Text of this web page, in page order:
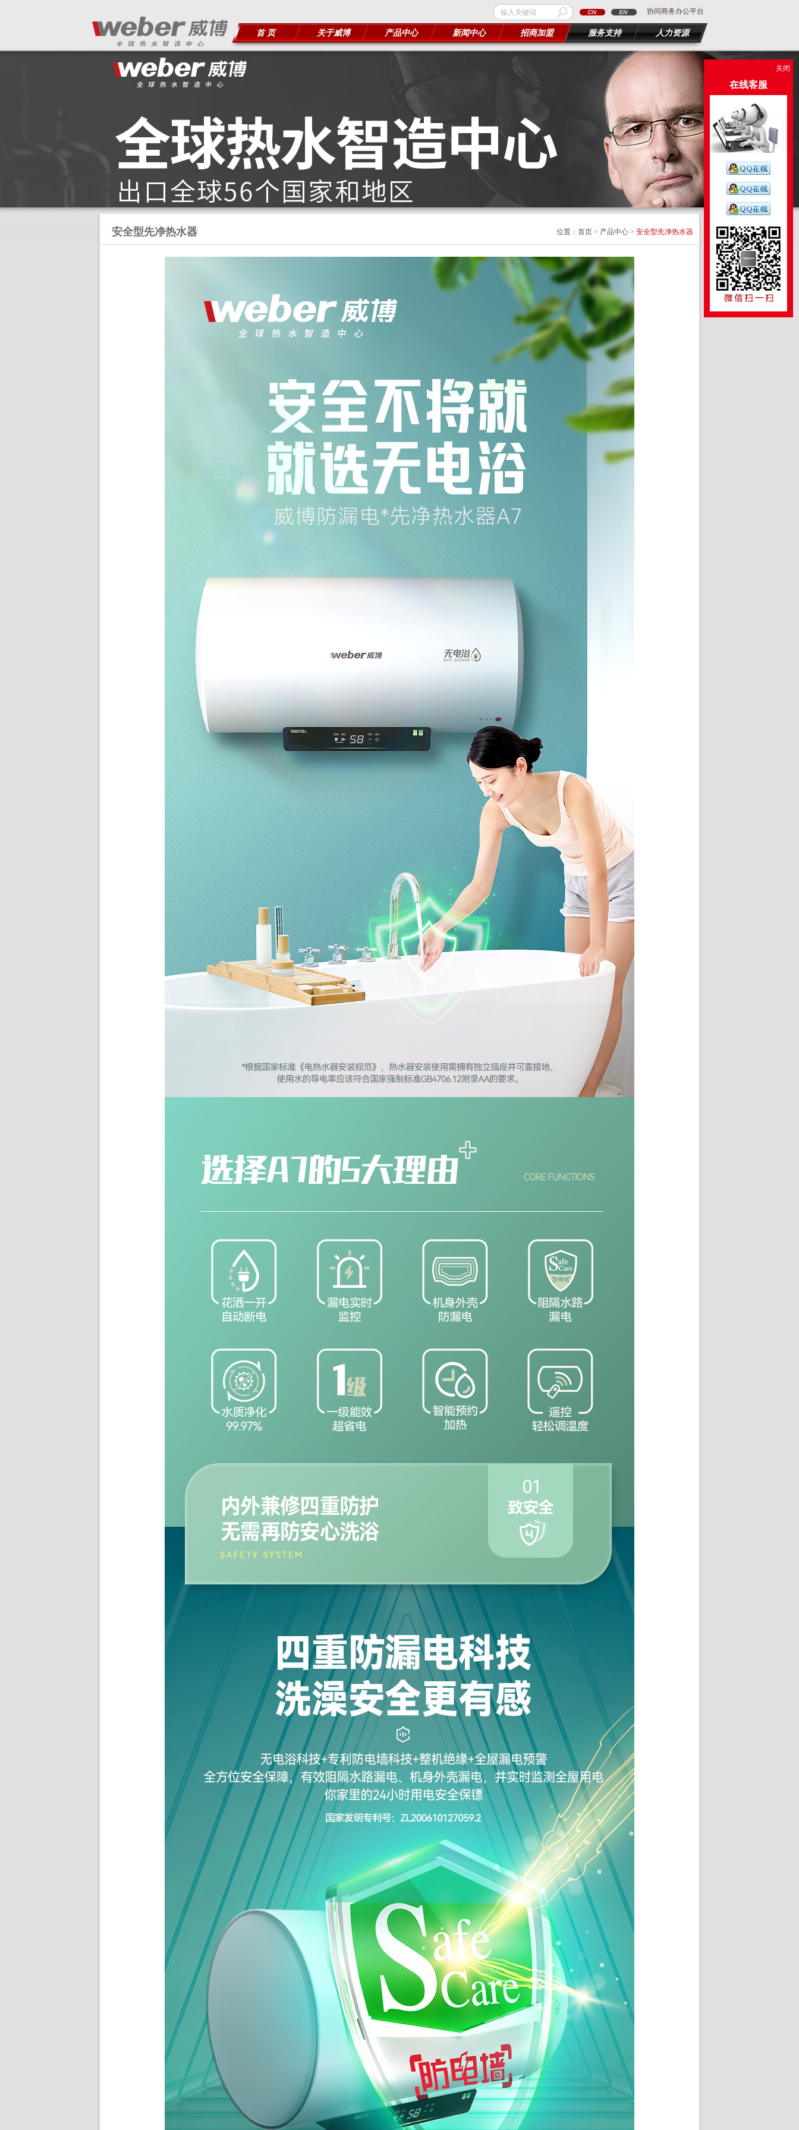
协同商务办公平台
首 页 关于威博 产品中心 新闻中心 招商加盟 服务支持 人力资源
安全型先净热水器 位置：首页 > 产品中心 > 安全型先净热水器
关闭
在线客服